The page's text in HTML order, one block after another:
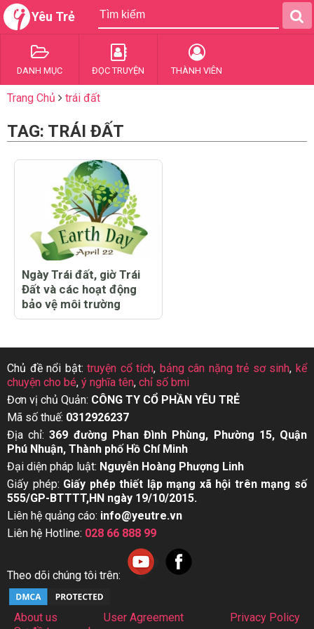
Yêu Trẻ
DANH MỤC ĐỌC TRUYỆN THÀNH VIÊN
Trang Chủ trái đất
TAG: TRÁI ĐẤT
Ngày Trái đất, giờ Trái
Đất và các hoạt động
bảo vệ môi trường
Chủ đề nổi bật:truyện cổ tích, bảng cân nặng trẻ sơ sinh,kể
chuyện cho bé, ý nghĩa tên, chỉ số bmi
Đơn vị chủ Quản: CÔNG TY CỔ PHẦN YÊU TRẺ
Mã số thuế: 0312926237
Địa chỉ:369 đường Phan Đình Phùng, Phường 15, Quận
Phú Nhuận, Thành phố Hồ Chí Minh
Đại diện pháp luật: Nguyễn Hoàng Phượng Linh
Giấy phép: Giấy phép thiết lập mạng xã hội trên mạng số
555/GP-BTTTT,HN ngày 19/10/2015.
Liên hệ quảng cáo: info@yeutre.vn
Liên hệ Hotline: 028 66 888 99
Theo dõi chúng tôi trên:
About us User Agreement
Privacy Policy